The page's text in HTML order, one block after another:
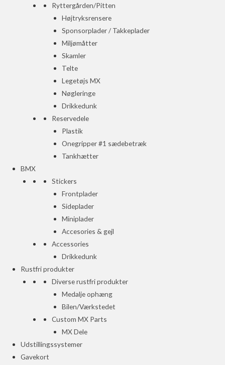
Ryttergården/Pitten
Højtryksrensere
Sponsorplader / Takkeplader
Miljømåtter
Skamler
Telte
Legetøjs MX
Nøgleringe
Drikkedunk
Reservedele
Plastik
Onegripper #1 sædebetræk
Tankhætter
BMX
Stickers
Frontplader
Sideplader
Miniplader
Accesories & gejl
Accessories
Drikkedunk
Rustfri produkter
Diverse rustfri produkter
Medalje ophæng
Bilen/Værkstedet
Custom MX Parts
MX Dele
Udstillingssystemer
Gavekort